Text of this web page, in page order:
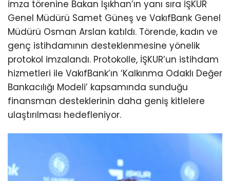
imza törenine Bakan Işıkhan’ın yanı sıra İŞKUR
Genel Müdürü Samet Güneş ve VakıfBank Genel
Müdürü Osman Arslan katıldı. Törende, kadın ve
genç istihdamının desteklenmesine yönelik
protokol imzalandı. Protokolle, İŞKUR’un istihdam
hizmetleri ile VakıfBank’ın ‘Kalkınma Odaklı Değer
Bankacılığı Modeli’ kapsamında sunduğu
finansman desteklerinin daha geniş kitlelere
ulaştırılması hedefleniyor.